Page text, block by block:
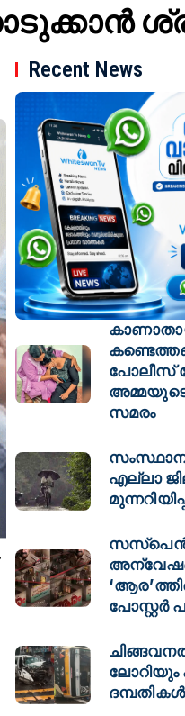
Recent News
പോലീസ്
അമ്മയുടെ
സമരം
എല്ലാ
പോസ്റ്റർ
ലോറിയും